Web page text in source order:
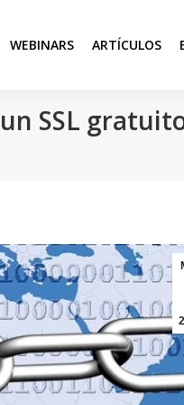
WEBINARS ARTÍCULOS
SSL